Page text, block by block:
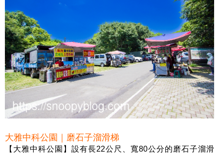
大雅中科公園｜磨石子溜滑梯
【大雅中科公園】設有長22公尺、寬80公分的磨石子溜滑